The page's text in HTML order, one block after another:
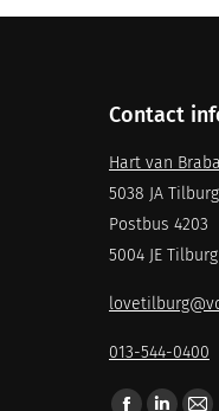
Contact
Hart van
5038 JA Tilburg
Postbus 4203
5004 JE Tilburg
013-544-0400
Vind ons op: